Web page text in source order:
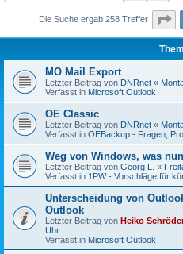
Die Suche ergab 258 Treffer
MO Mail Export
Letzter Beitrag von DNRnet «
Verfasst in Microsoft Outlook
OE Classic
Letzter Beitrag von DNRnet «
Verfasst in OEBackup - Fragen,
Weg von Windows, was
Letzter Beitrag von Georg L. «
Verfasst in 1PW - Vorschläge für
Unterscheidung von
Outlook
Letzter Beitrag von Heiko
Uhr
Verfasst in Microsoft Outlook